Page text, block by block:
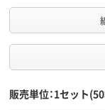
販売単位：1セット